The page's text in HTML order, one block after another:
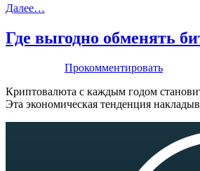
Далее…
Где выгодно обменять
Прокомментировать
Криптовалюта с каждым годом
Эта экономическая тенденция